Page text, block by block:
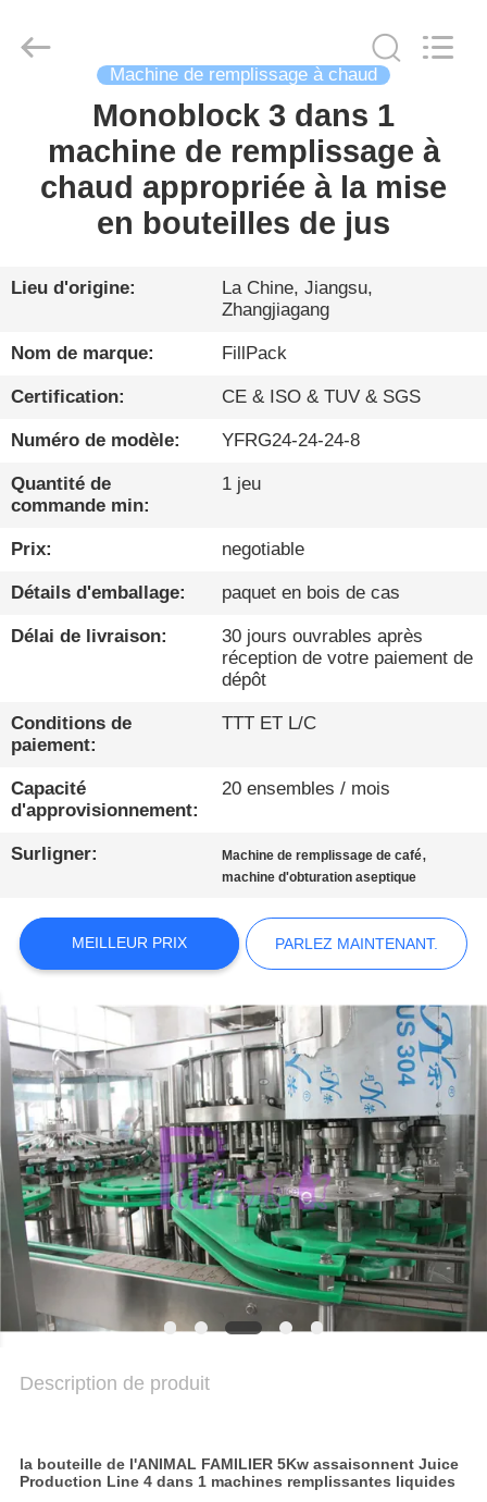
MAISON
PRODUITS
SUJET
NOUS
VISITE
QUALITÉ
NOUS
NOUVELLES
PARLEZ
PLAN
SITE
POLITIQUE
DE
CONFIDENTIALITÉ
PACK
Machinery
Machine de remplissage à chaud
Monoblock 3 dans 1
machine de remplissage à
chaud appropriée à la mise
en bouteilles de jus
Lieu d'origine:
La Chine, Jiangsu,
Zhangjiagang
Nom de marque: FillPack
Certification: CE & ISO & TUV & SGS
Numéro de modèle: YFRG24-24-24-8
Quantité de
commande min:
1 jeu
Prix: negotiable
Détails d'emballage: paquet en bois de cas
Délai de livraison:
30 jours ouvrables après
réception de votre paiement de
dépôt
Conditions de
paiement:
TTT ET L/C
Capacité
d'approvisionnement:
20 ensembles / mois
Surligner: Machine de remplissage de café,
machine d'obturation aseptique
MEILLEUR PRIX PARLEZ MAINTENANT.
Description de produit
la bouteille de l'ANIMAL FAMILIER 5Kw assaisonnent Juice
Production Line 4 dans 1 machines remplissantes liquides